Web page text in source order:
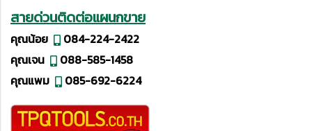
สายด่วนติดต่อแผนกขาย
คุณน้อย
084-224-2422
คุณเจน
088-585-1458
คุณแพม
085-692-6224